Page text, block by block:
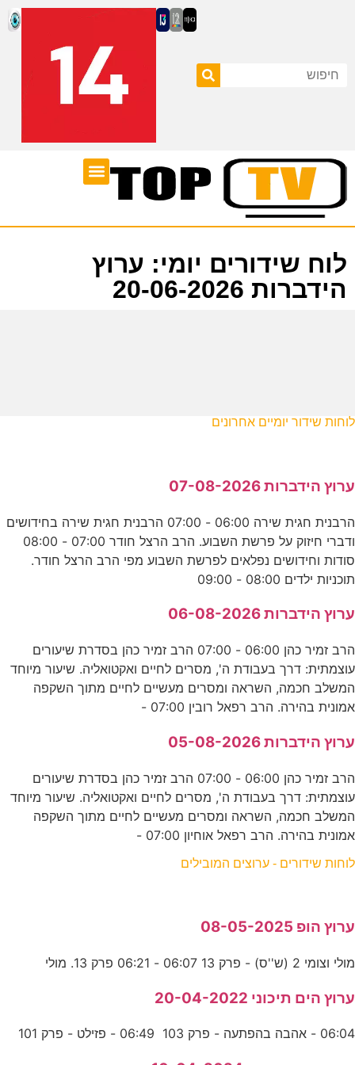
לוח שידורים יומי: ערוץ
הידברות 20-06-2026
לוחות שידור יומיים אחרונים
ערוץ הידברות 07-08-2026
הרבנית חגית שירה 06:00 - 07:00 הרבנית חגית שירה בחידושים
ודברי חיזוק על פרשת השבוע. הרב הרצל חודר 07:00 - 08:00
סודות וחידושים נפלאים לפרשת השבוע מפי הרב הרצל חודר.
תוכניות ילדים 08:00 - 09:00
ערוץ הידברות 06-08-2026
הרב זמיר כהן 06:00 - 07:00 הרב זמיר כהן בסדרת שיעורים
עוצמתית: דרך בעבודת ה', מסרים לחיים ואקטואליה. שיעור מיוחד
המשלב חכמה, השראה ומסרים מעשיים לחיים מתוך השקפה
אמונית בהירה. הרב רפאל רובין 07:00 -
ערוץ הידברות 05-08-2026
הרב זמיר כהן 06:00 - 07:00 הרב זמיר כהן בסדרת שיעורים
עוצמתית: דרך בעבודת ה', מסרים לחיים ואקטואליה. שיעור מיוחד
המשלב חכמה, השראה ומסרים מעשיים לחיים מתוך השקפה
אמונית בהירה. הרב רפאל אוחיון 07:00 -
לוחות שידורים - ערוצים המובילים
ערוץ הופ 08-05-2025
מולי וצומי 2 (ש''ס) - פרק 13 06:07 - 06:21 פרק 13. מולי
ערוץ הים תיכוני 20-04-2022
06:04 - אהבה בהפתעה - פרק 103 06:49 - פזילט - פרק 101